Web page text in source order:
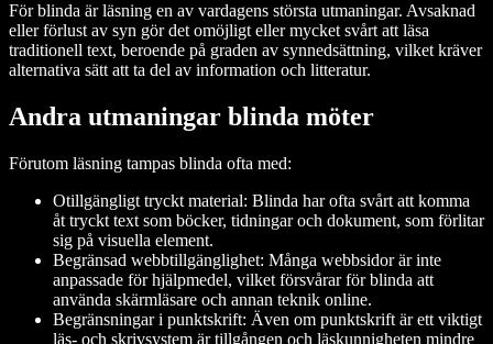
För blinda är läsning en av vardagens största utmaningar. Avsaknad
eller förlust av syn gör det omöjligt eller mycket svårt att läsa
traditionell text, beroende på graden av synnedsättning, vilket kräver
alternativa sätt att ta del av information och litteratur.
Andra utmaningar blinda möter
Förutom läsning tampas blinda ofta med:
Otillgängligt tryckt material: Blinda har ofta svårt att komma
åt tryckt text som böcker, tidningar och dokument, som förlitar
sig på visuella element.
Begränsad webbtillgänglighet: Många webbsidor är inte
anpassade för hjälpmedel, vilket försvårar för blinda att
använda skärmläsare och annan teknik online.
Begränsningar i punktskrift: Även om punktskrift är ett viktigt
läs- och skrivsystem är tillgången och läskunnigheten mindre